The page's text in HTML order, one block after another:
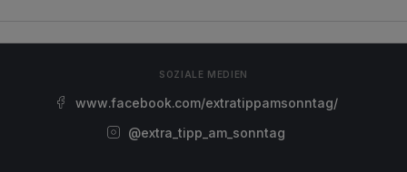
SOZIALE MEDIEN
www.facebook.com/extratippamsonntag/
@extra_tipp_am_sonntag